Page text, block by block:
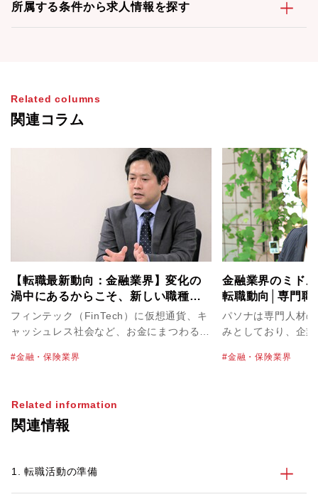
所属する条件から求人情報を探す
Related columns
関連コラム
【転職最新動向：金融業界】変化の
渦中にあるからこそ、新しい職種・
ポジションを生み出せるチャンス
フィンテック（FinTech）に仮想通貨、キ
ャッシュレス社会など、お金にまつわる新
られています。その一方で、メガバンクの
界。業界全体の動向や、転職市場はどのよ
うな状況なのでしょうか。自身も証券会社
ア キャリアアドバイザーの新垣に話を聞
金融・保険業界
金融業界のミド
転職動向│専門職
パソナは専門人材
みとしており、企
イントで求職者の
金融・保険業界
Related information
関連情報
1. 転職活動の準備